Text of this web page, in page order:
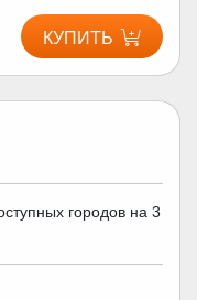
КУПИТЬ
городов на 3